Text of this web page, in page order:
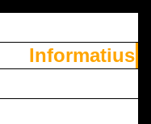
Informatius